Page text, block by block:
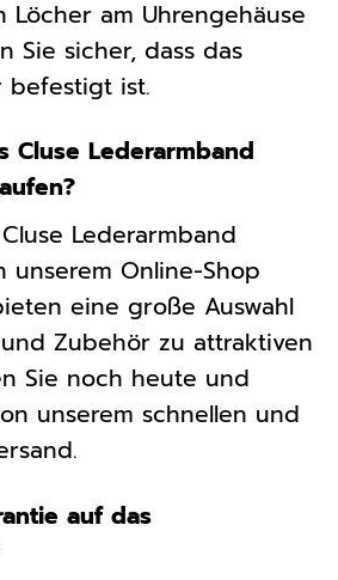
am Uhrengehäuse
Sie sicher, dass das
befestigt ist.
Cluse Lederarmband
Lederarmband
unserem Online-Shop
eine große Auswahl
Zubehör zu attraktiven
Sie noch heute und
unserem schnellen und
auf das